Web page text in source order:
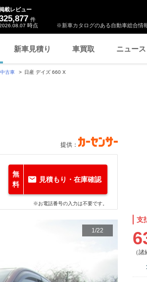
※新車カタログのある自動車総合情
載レビュー
件
時点
新車見積り 車買取 ニュース
古車 日産 デイズ 660 X
提供：
無
料
見積もり・在庫確認
※お電話番号の入力は不要です。
1/22
支
（